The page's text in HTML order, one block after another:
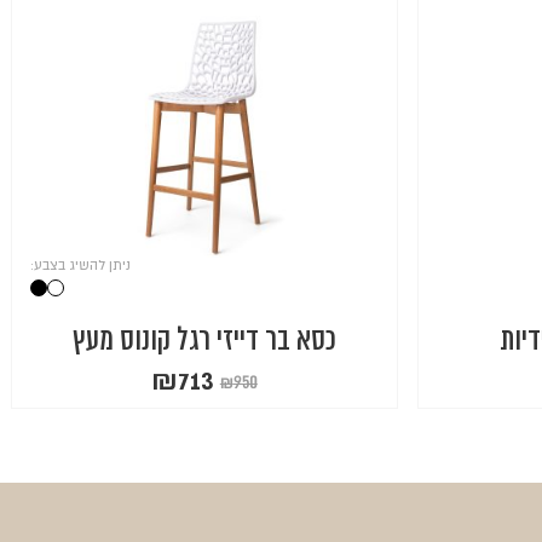
ניתן להשיג בצבע:
כסא בר דייזי רגל קונוס מעץ
₪950
המחיר
₪950.
₪713המחיר
₪713.